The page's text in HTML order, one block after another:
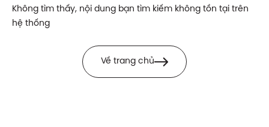
Không tìm thấy, nội dung bạn tìm kiếm không tồn tại trên
hệ thống
Về trang chủ